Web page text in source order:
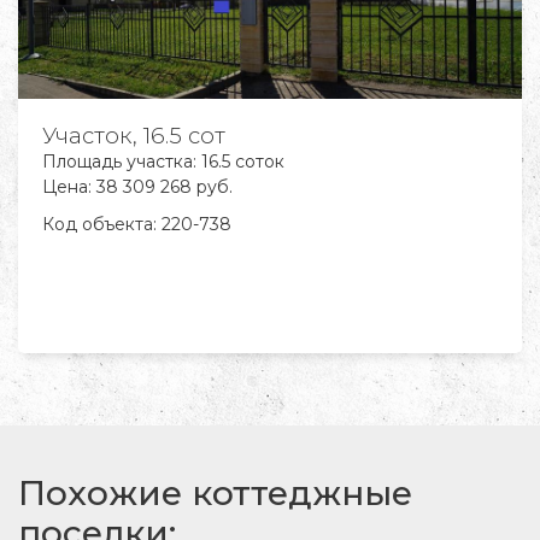
Участок, 16.5 сот
Площадь участка: 16.5 соток
Цена: 38 309 268 руб.
Код объекта: 220-738
Похожие коттеджные